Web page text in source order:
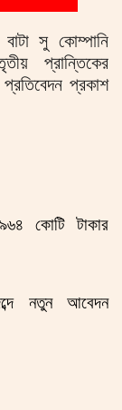
সু কোম্পানি
প্রান্তিকের
প্রকাশ
কোটি টাকার
নতুন আবেদন